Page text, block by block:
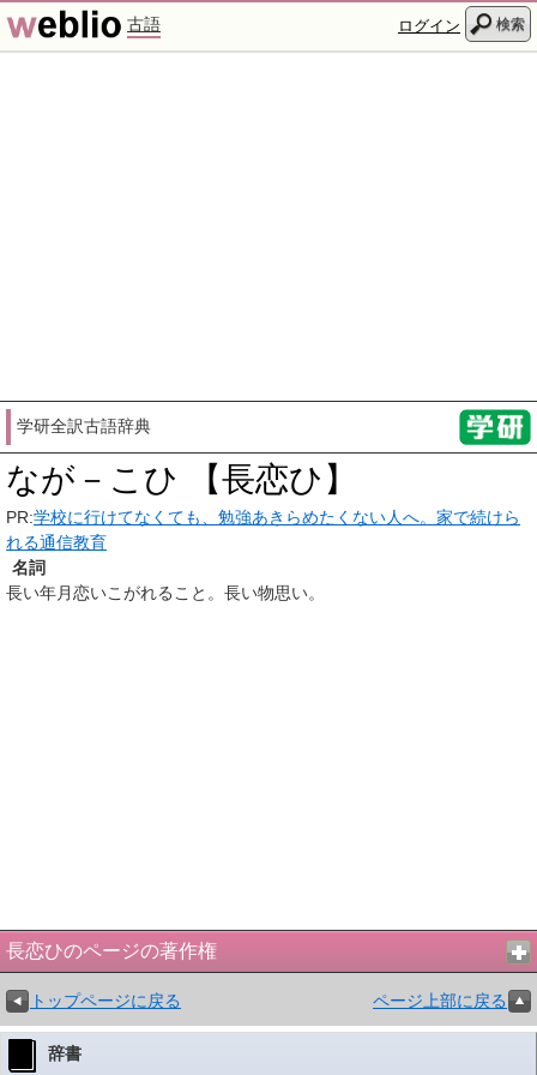
古語 ログイン 検索
学研全訳古語辞典
なが－こひ 【長恋ひ】
PR:学校に行けてなくても、勉強あきらめたくない人へ。家で続けら
れる通信教育
名詞
長い年月恋いこがれること。長い物思い。
長恋ひのページの著作権
トップページに戻る ページ上部に戻る
辞書